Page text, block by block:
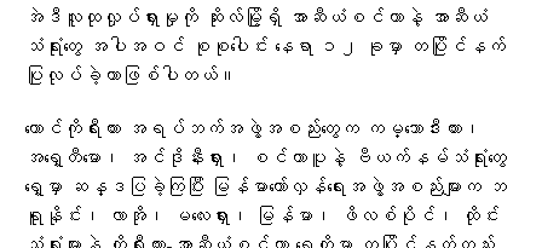
အဲဒီလူထုလှုပ်ရှားမှုကို ဆိုးလ်မြို့ရှိ အာဆီယံစင်တာနဲ့ အာဆီယံ
သံရုံးတွေ အပါအဝင် စုစုပေါင်း နေရာ ၁၂ ခုမှာ တပြိုင်နက်
ပြုလုပ်ခဲ့တာဖြစ်ပါတယ်။
တောင်ကိုရီးယား အရပ်ဘက်အဖွဲ့အစည်းတွေက ကမ္ဘောဒီးယား၊
အရှေ့တီမော၊ အင်ဒိုနီးရှား၊ စင်ကာပူနဲ့ ဗီယက်နမ်သံရုံးတွေ
ရှေ့မှာ ဆန္ဒပြခဲ့ကြပြီး မြန်မာတော်လှန်ရေးအဖွဲ့အစည်းများက ဘ
ရူနိုင်း၊ လာအို၊ မလေးရှား၊ မြန်မာ၊ ဖိလစ်ပိုင်၊ ထိုင်း